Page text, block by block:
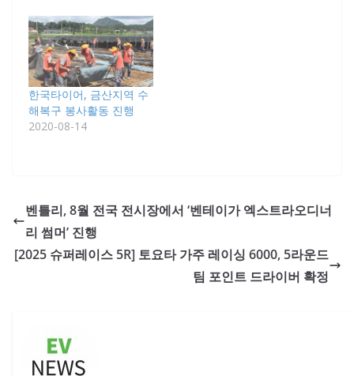
한국타이어, 금산지역 수
해복구 봉사활동 진행
2020-08-14
벤틀리, 8월 전국 전시장에서 ‘벤테이가 엑스트라오디너
리 썸머’ 진행
[2025 슈퍼레이스 5R] 토요타 가주 레이싱 6000, 5라운드
팀 포인트 드라이버 확정